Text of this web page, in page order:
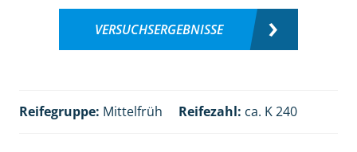
VERSUCHSERGEBNISSE
Reifegruppe: Mittelfrüh Reifezahl: ca. K 240